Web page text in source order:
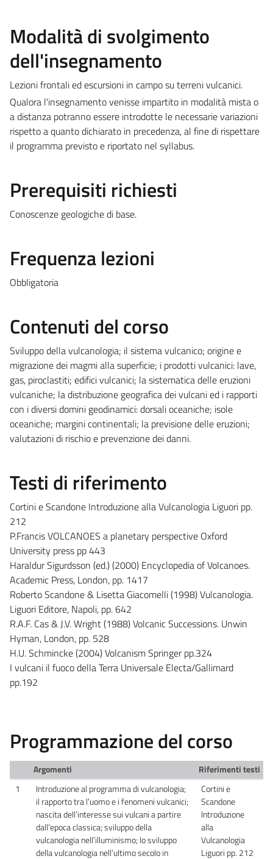
Modalità di svolgimento
dell'insegnamento
Lezioni frontali ed escursioni in campo su terreni vulcanici.
Qualora l'insegnamento venisse impartito in modalità mista o
a distanza potranno essere introdotte le necessarie variazioni
rispetto a quanto dichiarato in precedenza, al fine di rispettare
il programma previsto e riportato nel syllabus.
Prerequisiti richiesti
Conoscenze geologiche di base.
Frequenza lezioni
Obbligatoria
Contenuti del corso
Sviluppo della vulcanologia; il sistema vulcanico; origine e
migrazione dei magmi alla superficie; i prodotti vulcanici: lave,
gas, piroclastiti; edifici vulcanici; la sistematica delle eruzioni
vulcaniche; la distribuzione geografica dei vulcani ed i rapporti
con i diversi domini geodinamici: dorsali oceaniche; isole
oceaniche; margini continentali; la previsione delle eruzioni;
valutazioni di rischio e prevenzione dei danni.
Testi di riferimento
Cortini e Scandone Introduzione alla Vulcanologia Liguori pp.
212
P.Francis VOLCANOES a planetary perspective Oxford
University press pp 443
Haraldur Sigurdsson (ed.) (2000) Encyclopedia of Volcanoes.
Academic Press, London, pp. 1417
Roberto Scandone & Lisetta Giacomelli (1998) Vulcanologia.
Liguori Editore, Napoli, pp. 642
R.A.F. Cas & J.V. Wright (1988) Volcanic Successions. Unwin
Hyman, London, pp. 528
H.U. Schmincke (2004) Volcanism Springer pp.324
I vulcani il fuoco della Terra Universale Electa/Gallimard
pp.192
Programmazione del corso
Argomenti
Riferimenti testi
1
Introduzione al programma di vulcanologia;
il rapporto tra l’uomo e i fenomeni vulcanici;
nascita dell’interesse sui vulcani a partire
dall’epoca classica; sviluppo della
vulcanologia nell’illuminismo; lo sviluppo
della vulcanologia nell’ultimo secolo in
Cortini e
Scandone
Introduzione
alla
Vulcanologia
Liguori pp. 212